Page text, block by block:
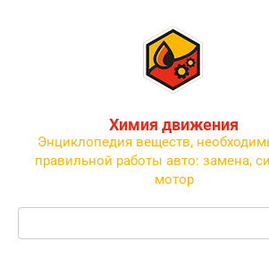
Химия движения
Энциклопедия веществ,
правильной работы авто: замена,
мотор
Поиск: